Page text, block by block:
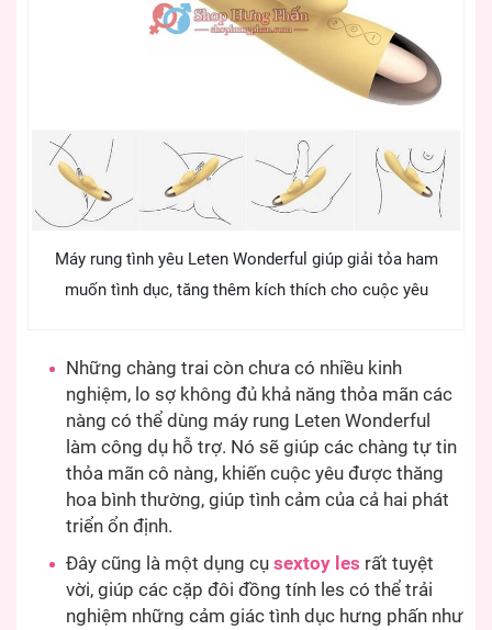
Máy rung tình yêu Leten Wonderful giúp giải tỏa ham
muốn tình dục, tăng thêm kích thích cho cuộc yêu
Những chàng trai còn chưa có nhiều kinh
nghiệm, lo sợ không đủ khả năng thỏa mãn các
nàng có thể dùng máy rung Leten Wonderful
làm công dụ hỗ trợ. Nó sẽ giúp các chàng tự tin
thỏa mãn cô nàng, khiến cuộc yêu được thăng
hoa bình thường, giúp tình cảm của cả hai phát
triển ổn định.
Đây cũng là một dụng cụ sextoy les rất tuyệt
vời, giúp các cặp đôi đồng tính les có thể trải
nghiệm những cảm giác tình dục hưng phấn như